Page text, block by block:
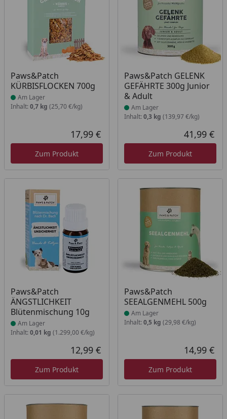
Paws&Patch
KÜRBISFLOCKEN 700g
Produkt am Lager
Am Lager
Inhalt: 0,7 kg (25,70 €/kg)
Aktueller Preis
17,99 €
Zum Produkt
Paws&Patch GELENK
GEFÄHRTE 300g Junior
& Adult
Produkt am Lager
Am Lager
Inhalt: 0,3 kg (139,97 €/kg)
41,99 €
Zum Produkt
Paws&Patch
ÄNGSTLICHKEIT
Blütenmischung 10g
Produkt am Lager
Am Lager
Inhalt: 0,01 kg (1.299,00 €/kg)
Aktueller Preis
12,99 €
Zum Produkt
Paws&Patch
SEEALGENMEHL 500g
Produkt am Lager
Am Lager
Inhalt: 0,5 kg (29,98 €/kg)
14,99 €
Zum Produkt